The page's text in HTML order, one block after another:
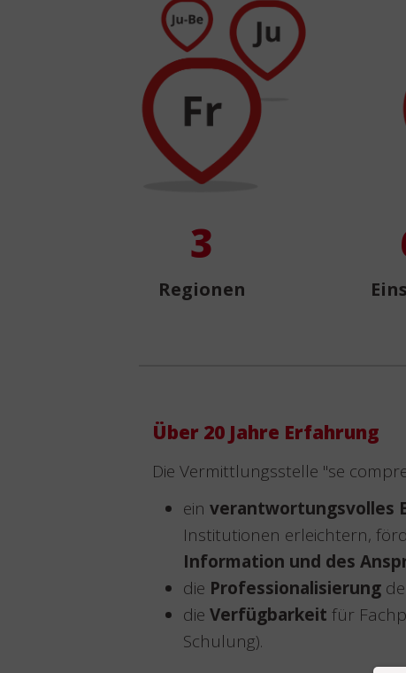
3
Regionen
Über 20 Jahre Erfahrung
Die Vermittlungsstelle "se
ein verantwortungsvolles
Institutionen erleichtern,
Information und des
die Professionalisierung
die Verfügbarkeit für
Schulung).